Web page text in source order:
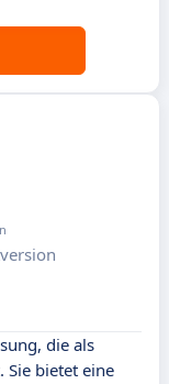
die als
bietet eine